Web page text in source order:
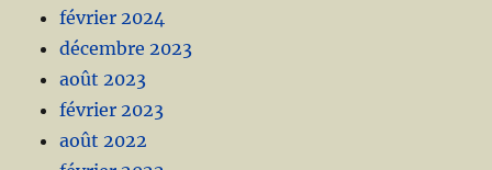
février 2024
décembre 2023
août 2023
février 2023
août 2022